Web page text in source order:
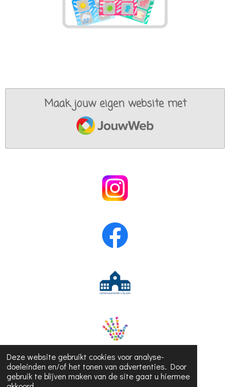
Deze website gebruikt cookies voor analyse-
doeleinden en/of het tonen van advertenties. Door
gebruik te blijven maken van de site gaat u hiermee
Maak jouw eigen website met
JouwWeb